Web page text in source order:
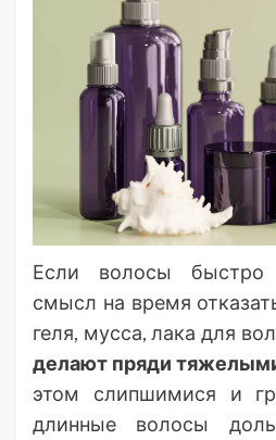
Если волосы быстро
смысл на время
геля, мусса, лака для
делают пряди
этом слипшимися и
длинные волосы